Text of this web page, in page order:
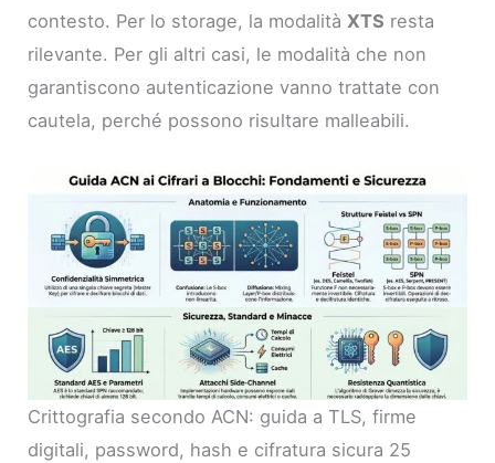
contesto. Per lo storage, la modalità XTS resta
rilevante. Per gli altri casi, le modalità che non
garantiscono autenticazione vanno trattate con
cautela, perché possono risultare malleabili.
Crittografia secondo ACN: guida a TLS, firme
digitali, password, hash e cifratura sicura 25